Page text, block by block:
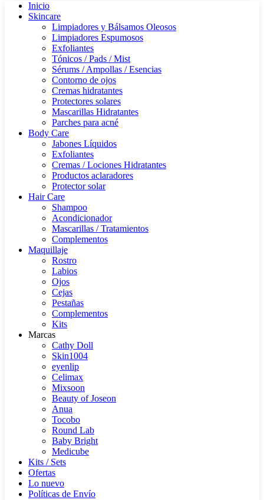
Inicio
Skincare
Limpiadores y Bálsamos Oleosos
Limpiadores Espumosos
Exfoliantes
Tónicos / Pads / Mist
Sérums / Ampollas / Esencias
Contorno de ojos
Cremas hidratantes
Protectores solares
Mascarillas Hidratantes
Parches para acné
Body Care
Jabones Líquidos
Exfoliantes
Cremas / Lociones Hidratantes
Productos aclaradores
Protector solar
Hair Care
Shampoo
Acondicionador
Mascarillas / Tratamientos
Complementos
Maquillaje
Rostro
Labios
Ojos
Cejas
Pestañas
Complementos
Kits
Marcas
Cathy Doll
Skin1004
eyenlip
Celimax
Mixsoon
Beauty of Joseon
Anua
Tocobo
Round Lab
Baby Bright
Medicube
Kits / Sets
Ofertas
Lo nuevo
Políticas de Envío